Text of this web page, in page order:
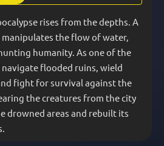
rises from the depths. A
manipulates the flow of water,
humanity. As one of the
navigate flooded ruins, wield
fight for survival against the
the creatures from the city
drowned areas and rebuilt its